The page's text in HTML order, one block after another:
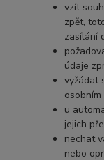
vzít
zpět,
zasílání
údaje
vyžádat
u
jejich
nechat
nebo